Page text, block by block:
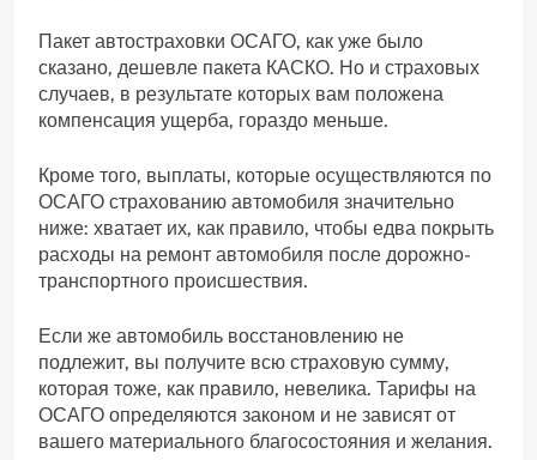
Пакет автостраховки ОСАГО, как уже было
сказано, дешевле пакета КАСКО. Но и страховых
случаев, в результате которых вам положена
компенсация ущерба, гораздо меньше.
Кроме того, выплаты, которые осуществляются по
ОСАГО страхованию автомобиля значительно
ниже: хватает их, как правило, чтобы едва покрыть
расходы на ремонт автомобиля после дорожно-
транспортного происшествия.
Если же автомобиль восстановлению не
подлежит, вы получите всю страховую сумму,
которая тоже, как правило, невелика. Тарифы на
ОСАГО определяются законом и не зависят от
вашего материального благосостояния и желания.